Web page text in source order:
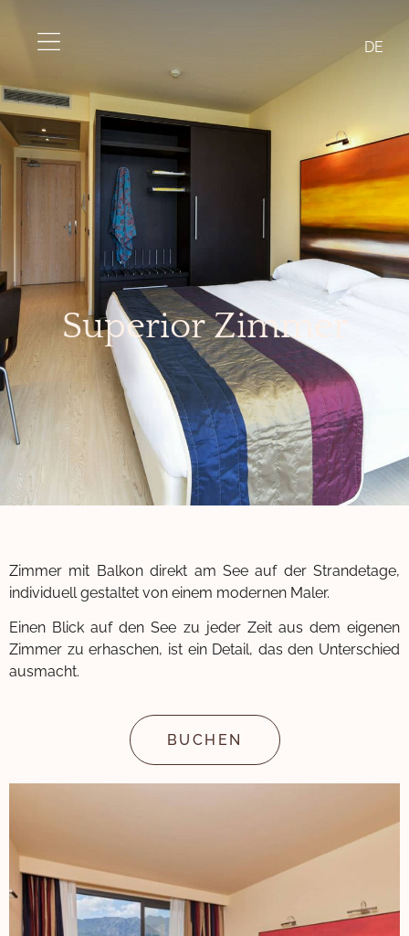
DE
Superior Zimmer
Zimmer mit Balkon direkt am See auf der Strandetage,
individuell gestaltet von einem modernen Maler.
Einen Blick auf den See zu jeder Zeit aus dem eigenen
Zimmer zu erhaschen, ist ein Detail, das den Unterschied
ausmacht.
BUCHEN